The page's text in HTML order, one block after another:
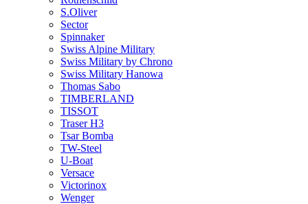
S.Oliver
Sector
Spinnaker
Swiss Alpine Military
Swiss Military by Chrono
Swiss Military Hanowa
Thomas Sabo
TIMBERLAND
TISSOT
Traser H3
Tsar Bomba
TW-Steel
U-Boat
Versace
Victorinox
Wenger